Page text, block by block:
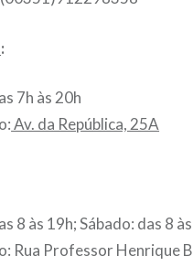
:
7h às 20h
Av. da República, 25A
8 às 19h; Sábado: das 8
Rua Professor Henrique